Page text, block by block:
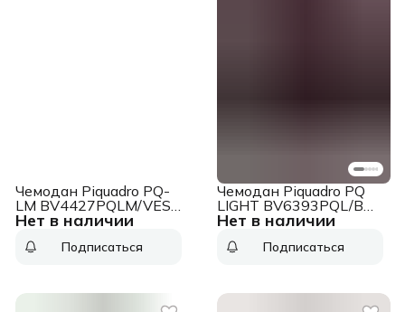
Нет в наличии
Чемодан Piquadro PQ-
LM BV4427PQLM/VES
49x69x27см
Подписаться
Нет в наличии
Чемодан Piquadro PQ
LIGHT BV6393PQL/BO
45x69x30 см
бургундиПодписаться